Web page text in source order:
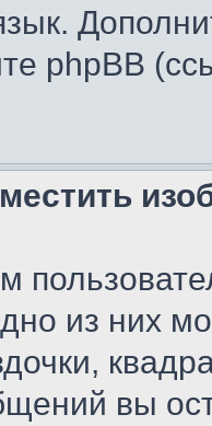
phpBB
из них
вы